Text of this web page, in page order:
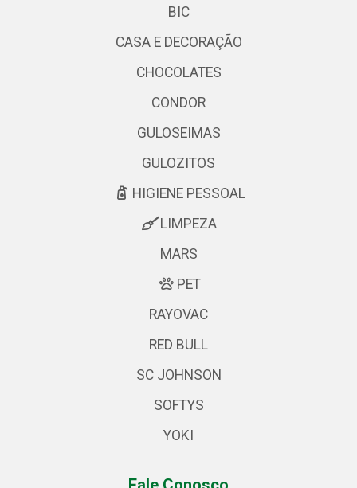
BIC
CASA E DECORAÇÃO
CHOCOLATES
CONDOR
GULOSEIMAS
GULOZITOS
HIGIENE PESSOAL
LIMPEZA
MARS
PET
RAYOVAC
RED BULL
SC JOHNSON
SOFTYS
YOKI